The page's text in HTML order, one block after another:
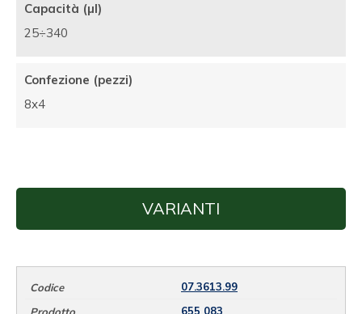
Capacità (µl)
25÷340
Confezione (pezzi)
8x4
VARIANTI
07.3613.99
655 083